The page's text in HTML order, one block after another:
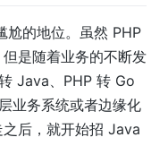
尬的地位。虽然 PHP
是随着业务的不断发
Java、PHP 转 Go
业务系统或者边缘化
后，就开始招 Java